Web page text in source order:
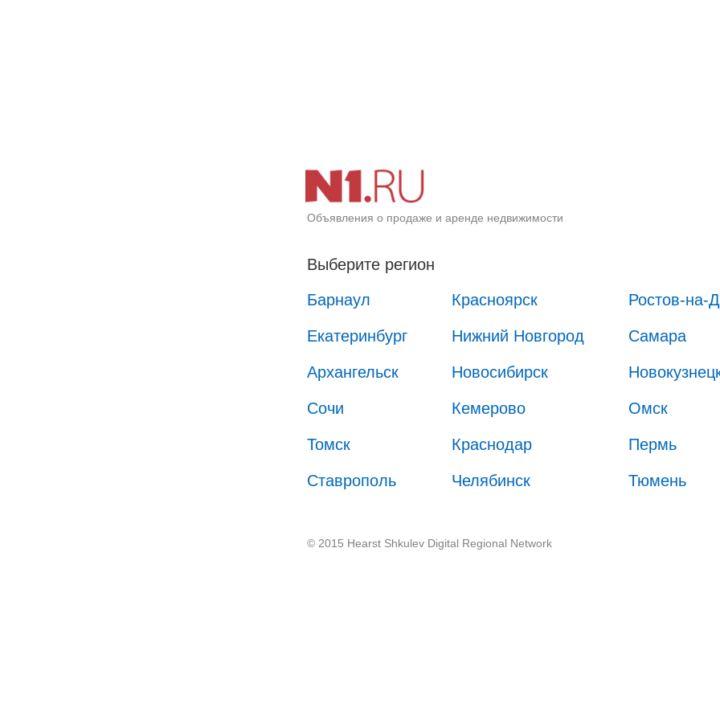
Объявления о продаже и аренде недвижимости
Выберите регион
Барнаул
Красноярск Ростов-на-
Екатеринбург Нижний Новгород Самара
Архангельск Новосибирск
Сочи Кемерово Омск
Томск Краснодар Пермь
Ставрополь Челябинск Тюмень
© 2015 Hearst Shkulev Digital Regional Network